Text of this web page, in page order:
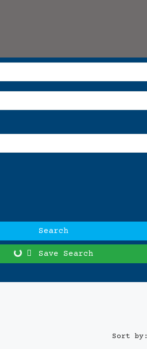
Search
Save Search
Sort by: